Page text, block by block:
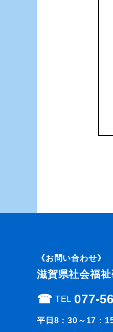
《お問い合わせ》
滋賀県社会福
☎︎ TEL 077-
平日8：30～17：